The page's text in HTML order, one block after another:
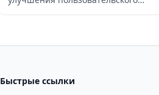
интерфейса, который выводит ваш
новый уровень благодаря таким
параметры.
Быстрые ссылки